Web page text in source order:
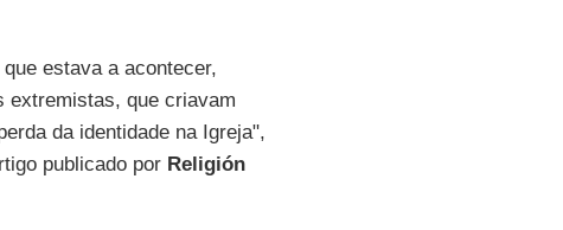
estava a acontecer,
extremistas, que criavam
da identidade na Igreja",
publicado por Religión